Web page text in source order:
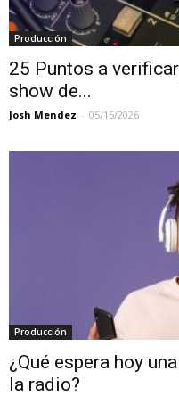
Producción
25 Puntos a
show de...
Josh Mendez - 05/15/2026
Producción
¿Qué espera hoy
la radio?